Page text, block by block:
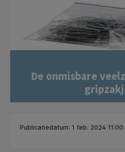
De onmisbare
Publicatiedatum: 1 feb. 2024